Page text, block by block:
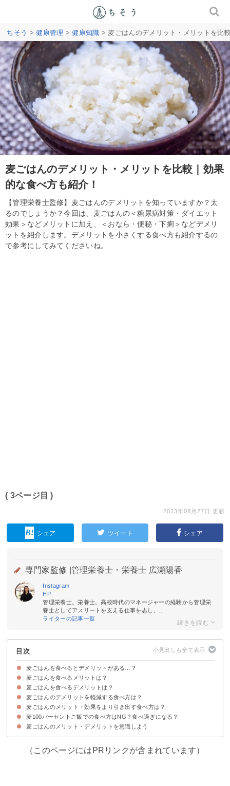
ちそう >健康管理 >健康知識 > 麦ごはんのデメリット・メリットを比
麦ごはんのデメリット・メリットを比較｜効果
的な食べ方も紹介！
【管理栄養士監修】麦ごはんのデメリットを知っていますか？太
るのでしょうか？今回は、麦ごはんの＜糖尿病対策・ダイエット
効果＞などメリットに加え、＜おなら・便秘・下痢＞などデメリ
ットを紹介します。デメリットを小さくする食べ方も紹介するの
で参考にしてみてくださいね。
( 3ページ目 )
2023年08月27日 更新
シェア ツイート シェア
専門家監修 | 管理栄養士・栄養士 広瀬陽香
Instagram
HP
管理栄養士。栄養士。高校時代のマネージャーの経験から管理栄
養士としてアスリートを支える仕事を志し、...
ライターの記事一覧
目次
麦ごはんを食べるとデメリットがある…？
麦ごはんを食べるメリットは？
①コレステロールの生成を抑える
②血圧・血糖値を抑えてくれる
③便秘を解消してくれる
④ダイエットに向いている
麦ごはんを食べるデメリットは？
①お腹が張ってガスが出やすい
②便秘・下痢になる可能性がある
③胸焼けを起こす可能性がある
④アレルギーを起こす可能性がある
麦ごはんのデメリットを軽減する食べ方は？
①ごはんに混ぜる麦を減らす
②水分と一緒に摂取する
③よく噛みながら食べる
麦ごはんのメリット・効果をより引き出す食べ方は？
①朝・昼に食べる
②納豆・漬物と一緒に食べる
③麦ごはんを冷ましてから食べる
④30分以上吸水させてから炊く
麦100パーセントご飯での食べ方はNG？食べ過ぎになる？
麦100パーセントご飯で食べても問題ない
麦ごはんのメリット・デメリットを意識しよう
（このページにはPRリンクが含まれています）